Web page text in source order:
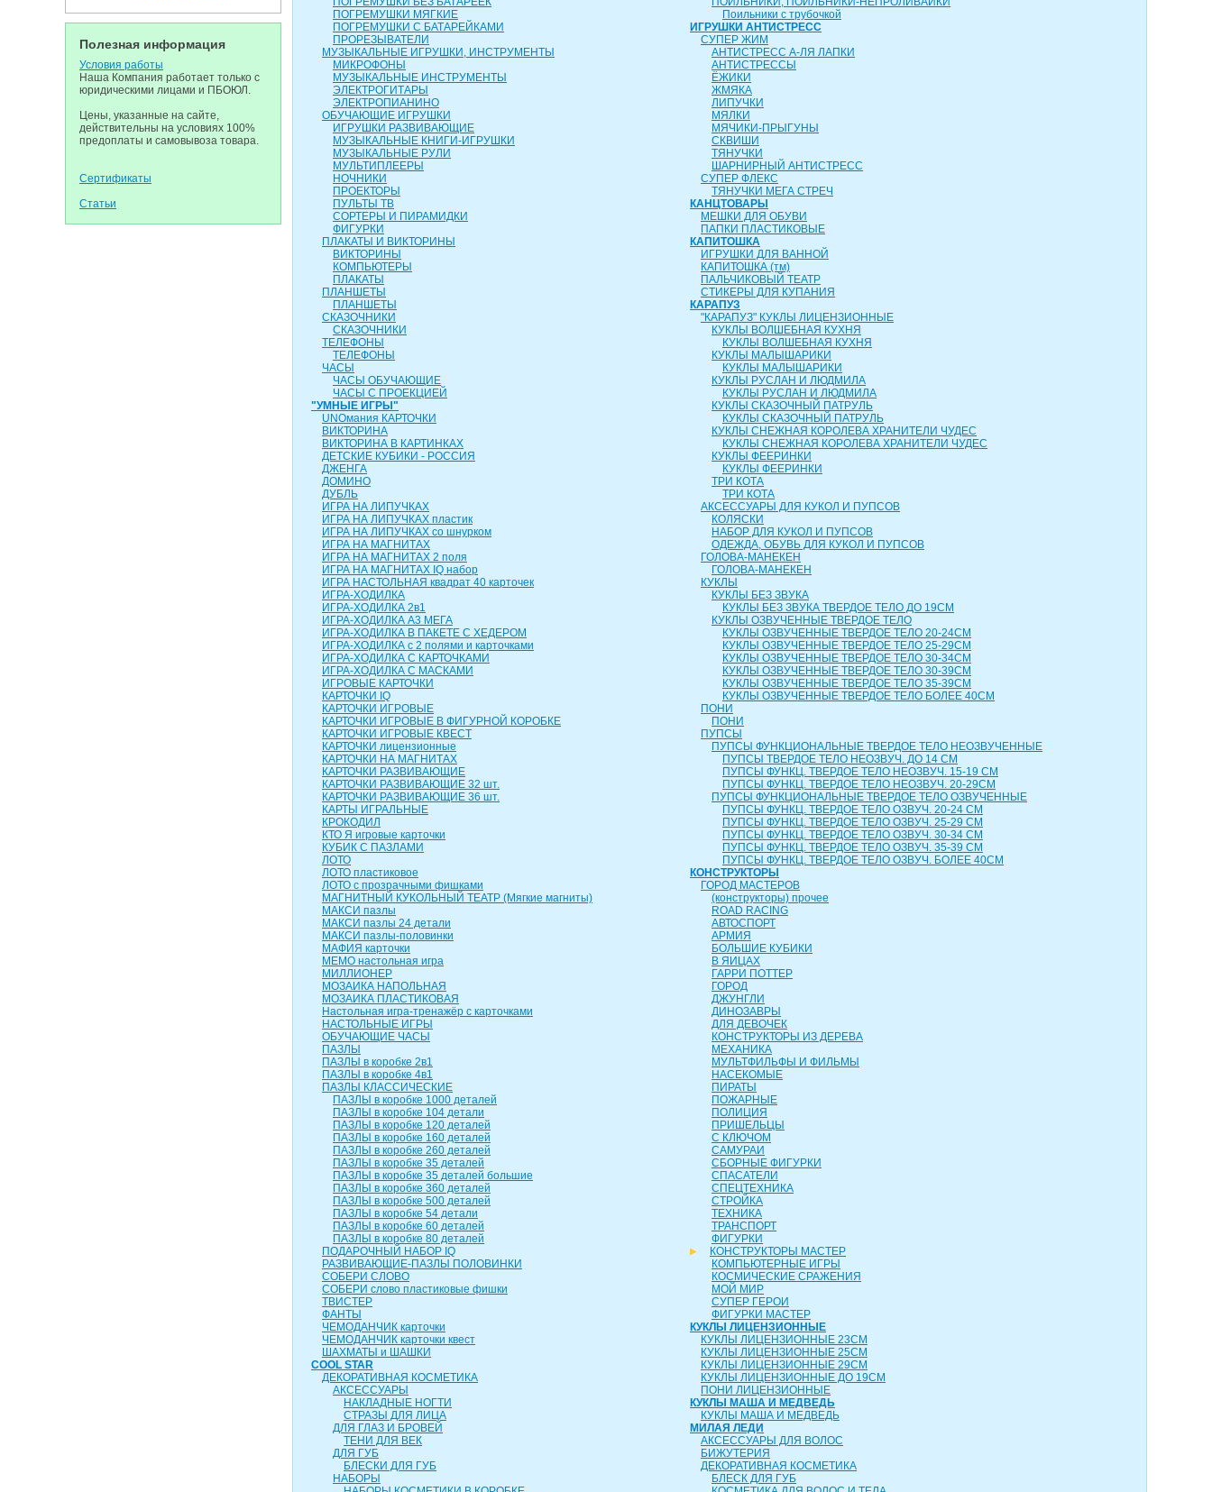
Полезная информация
Условия работы
Наша Компания работает только с
юридическими лицами и ПБОЮЛ.
Цены, указанные на сайте,
действительны на условиях 100%
предоплаты и самовывоза товара.
Сертификаты
Статьи
ПОГРЕМУШКИ МЯГКИЕ
ПОГРЕМУШКИ С БАТАРЕЙКАМИ
ПРОРЕЗЫВАТЕЛИ
МУЗЫКАЛЬНЫЕ ИГРУШКИ, ИНСТРУМЕНТЫ
МИКРОФОНЫ
МУЗЫКАЛЬНЫЕ ИНСТРУМЕНТЫ
ЭЛЕКТРОГИТАРЫ
ЭЛЕКТРОПИАНИНО
ОБУЧАЮЩИЕ ИГРУШКИ
ИГРУШКИ РАЗВИВАЮЩИЕ
МУЗЫКАЛЬНЫЕ КНИГИ-ИГРУШКИ
МУЗЫКАЛЬНЫЕ РУЛИ
МУЛЬТИПЛЕЕРЫ
НОЧНИКИ
ПРОЕКТОРЫ
ПУЛЬТЫ ТВ
СОРТЕРЫ И ПИРАМИДКИ
ФИГУРКИ
ПЛАКАТЫ И ВИКТОРИНЫ
ВИКТОРИНЫ
КОМПЬЮТЕРЫ
ПЛАКАТЫ
ПЛАНШЕТЫ
ПЛАНШЕТЫ
СКАЗОЧНИКИ
СКАЗОЧНИКИ
ТЕЛЕФОНЫ
ТЕЛЕФОНЫ
ЧАСЫ
ЧАСЫ ОБУЧАЮЩИЕ
ЧАСЫ С ПРОЕКЦИЕЙ
"УМНЫЕ ИГРЫ"
UNOмания КАРТОЧКИ
ВИКТОРИНА
ВИКТОРИНА В КАРТИНКАХ
ДЕТСКИЕ КУБИКИ - РОССИЯ
ДЖЕНГА
ДОМИНО
ДУБЛЬ
ИГРА НА ЛИПУЧКАХ
ИГРА НА ЛИПУЧКАХ пластик
ИГРА НА ЛИПУЧКАХ со шнурком
ИГРА НА МАГНИТАХ
ИГРА НА МАГНИТАХ 2 поля
ИГРА НА МАГНИТАХ IQ набор
ИГРА НАСТОЛЬНАЯ квадрат 40 карточек
ИГРА-ХОДИЛКА
ИГРА-ХОДИЛКА 2в1
ИГРА-ХОДИЛКА А3 МЕГА
ИГРА-ХОДИЛКА В ПАКЕТЕ С ХЕДЕРОМ
ИГРА-ХОДИЛКА с 2 полями и карточками
ИГРА-ХОДИЛКА С КАРТОЧКАМИ
ИГРА-ХОДИЛКА С МАСКАМИ
ИГРОВЫЕ КАРТОЧКИ
КАРТОЧКИ IQ
КАРТОЧКИ ИГРОВЫЕ
КАРТОЧКИ ИГРОВЫЕ В ФИГУРНОЙ КОРОБКЕ
КАРТОЧКИ ИГРОВЫЕ КВЕСТ
КАРТОЧКИ лицензионные
КАРТОЧКИ НА МАГНИТАХ
КАРТОЧКИ РАЗВИВАЮЩИЕ
КАРТОЧКИ РАЗВИВАЮЩИЕ 32 шт.
КАРТОЧКИ РАЗВИВАЮЩИЕ 36 шт.
КАРТЫ ИГРАЛЬНЫЕ
КРОКОДИЛ
КТО Я игровые карточки
КУБИК С ПАЗЛАМИ
ЛОТО
ЛОТО пластиковое
ЛОТО с прозрачными фишками
МАГНИТНЫЙ КУКОЛЬНЫЙ ТЕАТР (Мягкие магниты)
МАКСИ пазлы
МАКСИ пазлы 24 детали
МАКСИ пазлы-половинки
МАФИЯ карточки
МЕМО настольная игра
МИЛЛИОНЕР
МОЗАИКА НАПОЛЬНАЯ
МОЗАИКА ПЛАСТИКОВАЯ
Настольная игра-тренажёр с карточками
НАСТОЛЬНЫЕ ИГРЫ
ОБУЧАЮЩИЕ ЧАСЫ
ПАЗЛЫ
ПАЗЛЫ в коробке 2в1
ПАЗЛЫ в коробке 4в1
ПАЗЛЫ КЛАССИЧЕСКИЕ
ПАЗЛЫ в коробке 1000 деталей
ПАЗЛЫ в коробке 104 детали
ПАЗЛЫ в коробке 120 деталей
ПАЗЛЫ в коробке 160 деталей
ПАЗЛЫ в коробке 260 деталей
ПАЗЛЫ в коробке 35 деталей
ПАЗЛЫ в коробке 35 деталей большие
ПАЗЛЫ в коробке 360 деталей
ПАЗЛЫ в коробке 500 деталей
ПАЗЛЫ в коробке 54 детали
ПАЗЛЫ в коробке 60 деталей
ПАЗЛЫ в коробке 80 деталей
ПОДАРОЧНЫЙ НАБОР IQ
РАЗВИВАЮЩИЕ-ПАЗЛЫ ПОЛОВИНКИ
СОБЕРИ СЛОВО
СОБЕРИ слово пластиковые фишки
ТВИСТЕР
ФАНТЫ
ЧЕМОДАНЧИК карточки
ЧЕМОДАНЧИК карточки квест
ШАХМАТЫ и ШАШКИ
COOL STAR
ДЕКОРАТИВНАЯ КОСМЕТИКА
АКСЕССУАРЫ
НАКЛАДНЫЕ НОГТИ
СТРАЗЫ ДЛЯ ЛИЦА
ДЛЯ ГЛАЗ И БРОВЕЙ
ТЕНИ ДЛЯ ВЕК
ДЛЯ ГУБ
БЛЕСКИ ДЛЯ ГУБ
НАБОРЫ
Поильники с трубочкой
ИГРУШКИ АНТИСТРЕСС
СУПЕР ЖИМ
АНТИСТРЕСС А-ЛЯ ЛАПКИ
АНТИСТРЕССЫ
ЁЖИКИ
ЖМЯКА
ЛИПУЧКИ
МЯЛКИ
МЯЧИКИ-ПРЫГУНЫ
СКВИШИ
ТЯНУЧКИ
ШАРНИРНЫЙ АНТИСТРЕСС
СУПЕР ФЛЕКС
ТЯНУЧКИ МЕГА СТРЕЧ
КАНЦТОВАРЫ
МЕШКИ ДЛЯ ОБУВИ
ПАПКИ ПЛАСТИКОВЫЕ
КАПИТОШКА
ИГРУШКИ ДЛЯ ВАННОЙ
КАПИТОШКА (тм)
ПАЛЬЧИКОВЫЙ ТЕАТР
СТИКЕРЫ ДЛЯ КУПАНИЯ
КАРАПУЗ
"КАРАПУЗ" КУКЛЫ ЛИЦЕНЗИОННЫЕ
КУКЛЫ ВОЛШЕБНАЯ КУХНЯ
КУКЛЫ ВОЛШЕБНАЯ КУХНЯ
КУКЛЫ МАЛЫШАРИКИ
КУКЛЫ МАЛЫШАРИКИ
КУКЛЫ РУСЛАН И ЛЮДМИЛА
КУКЛЫ РУСЛАН И ЛЮДМИЛА
КУКЛЫ СКАЗОЧНЫЙ ПАТРУЛЬ
КУКЛЫ СКАЗОЧНЫЙ ПАТРУЛЬ
КУКЛЫ СНЕЖНАЯ КОРОЛЕВА ХРАНИТЕЛИ ЧУДЕС
КУКЛЫ СНЕЖНАЯ КОРОЛЕВА ХРАНИТЕЛИ ЧУДЕС
КУКЛЫ ФЕЕРИНКИ
КУКЛЫ ФЕЕРИНКИ
ТРИ КОТА
ТРИ КОТА
АКСЕССУАРЫ ДЛЯ КУКОЛ И ПУПСОВ
КОЛЯСКИ
НАБОР ДЛЯ КУКОЛ И ПУПСОВ
ОДЕЖДА, ОБУВЬ ДЛЯ КУКОЛ И ПУПСОВ
ГОЛОВА-МАНЕКЕН
ГОЛОВА-МАНЕКЕН
КУКЛЫ
КУКЛЫ БЕЗ ЗВУКА
КУКЛЫ БЕЗ ЗВУКА ТВЕРДОЕ ТЕЛО ДО 19СМ
КУКЛЫ ОЗВУЧЕННЫЕ ТВЕРДОЕ ТЕЛО
КУКЛЫ ОЗВУЧЕННЫЕ ТВЕРДОЕ ТЕЛО 20-24СМ
КУКЛЫ ОЗВУЧЕННЫЕ ТВЕРДОЕ ТЕЛО 25-29СМ
КУКЛЫ ОЗВУЧЕННЫЕ ТВЕРДОЕ ТЕЛО 30-34СМ
КУКЛЫ ОЗВУЧЕННЫЕ ТВЕРДОЕ ТЕЛО 30-39СМ
КУКЛЫ ОЗВУЧЕННЫЕ ТВЕРДОЕ ТЕЛО 35-39СМ
КУКЛЫ ОЗВУЧЕННЫЕ ТВЕРДОЕ ТЕЛО БОЛЕЕ 40СМ
ПОНИ
ПОНИ
ПУПСЫ
ПУПСЫ ФУНКЦИОНАЛЬНЫЕ ТВЕРДОЕ ТЕЛО НЕОЗВУЧЕННЫЕ
ПУПСЫ ТВЕРДОЕ ТЕЛО НЕОЗВУЧ. ДО 14 СМ
ПУПСЫ ФУНКЦ. ТВЕРДОЕ ТЕЛО НЕОЗВУЧ. 15-19 СМ
ПУПСЫ ФУНКЦ. ТВЕРДОЕ ТЕЛО НЕОЗВУЧ. 20-29СМ
ПУПСЫ ФУНКЦИОНАЛЬНЫЕ ТВЕРДОЕ ТЕЛО ОЗВУЧЕННЫЕ
ПУПСЫ ФУНКЦ. ТВЕРДОЕ ТЕЛО ОЗВУЧ. 20-24 СМ
ПУПСЫ ФУНКЦ. ТВЕРДОЕ ТЕЛО ОЗВУЧ. 25-29 СМ
ПУПСЫ ФУНКЦ. ТВЕРДОЕ ТЕЛО ОЗВУЧ. 30-34 СМ
ПУПСЫ ФУНКЦ. ТВЕРДОЕ ТЕЛО ОЗВУЧ. 35-39 СМ
ПУПСЫ ФУНКЦ. ТВЕРДОЕ ТЕЛО ОЗВУЧ. БОЛЕЕ 40СМ
КОНСТРУКТОРЫ
ГОРОД МАСТЕРОВ
(конструкторы) прочее
ROAD RACING
АВТОСПОРТ
АРМИЯ
БОЛЬШИЕ КУБИКИ
В ЯИЦАХ
ГАРРИ ПОТТЕР
ГОРОД
ДЖУНГЛИ
ДИНОЗАВРЫ
ДЛЯ ДЕВОЧЕК
КОНСТРУКТОРЫ ИЗ ДЕРЕВА
МЕХАНИКА
МУЛЬТФИЛЬФЫ И ФИЛЬМЫ
НАСЕКОМЫЕ
ПИРАТЫ
ПОЖАРНЫЕ
ПОЛИЦИЯ
ПРИШЕЛЬЦЫ
С КЛЮЧОМ
САМУРАИ
СБОРНЫЕ ФИГУРКИ
СПАСАТЕЛИ
СПЕЦТЕХНИКА
СТРОЙКА
ТЕХНИКА
ТРАНСПОРТ
ФИГУРКИ
КОНСТРУКТОРЫ МАСТЕР
КОМПЬЮТЕРНЫЕ ИГРЫ
КОСМИЧЕСКИЕ СРАЖЕНИЯ
МОЙ МИР
СУПЕР ГЕРОИ
ФИГУРКИ МАСТЕР
КУКЛЫ ЛИЦЕНЗИОННЫЕ
КУКЛЫ ЛИЦЕНЗИОННЫЕ 23СМ
КУКЛЫ ЛИЦЕНЗИОННЫЕ 25СМ
КУКЛЫ ЛИЦЕНЗИОННЫЕ 29СМ
КУКЛЫ ЛИЦЕНЗИОННЫЕ ДО 19СМ
ПОНИ ЛИЦЕНЗИОННЫЕ
КУКЛЫ МАША И МЕДВЕДЬ
КУКЛЫ МАША И МЕДВЕДЬ
МИЛАЯ ЛЕДИ
АКСЕССУАРЫ ДЛЯ ВОЛОС
БИЖУТЕРИЯ
ДЕКОРАТИВНАЯ КОСМЕТИКА
БЛЕСК ДЛЯ ГУБ